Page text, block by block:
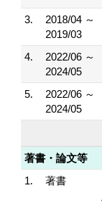
3.
2018/04 ～
2019/03
4.
2022/06 ～
2024/05
5.
2022/06 ～
2024/05
著書・論文等
1.
著書